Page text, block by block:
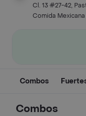
Cl. 13 #27-42,
Comida
Combos
Combos